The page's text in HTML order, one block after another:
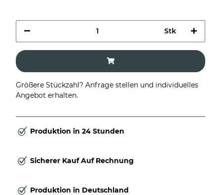
Stk
Größere Stückzahl? Anfrage stellen und individuelles
Angebot erhalten.
Produktion in 24 Stunden
Sicherer Kauf Auf Rechnung
Produktion in Deutschland